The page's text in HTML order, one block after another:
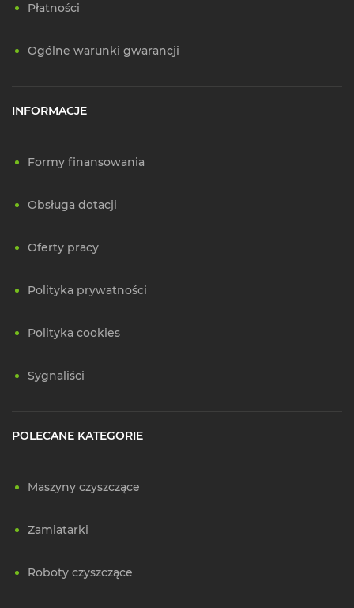
Płatności
Ogólne warunki gwarancji
INFORMACJE
Formy finansowania
Obsługa dotacji
Oferty pracy
Polityka prywatności
Polityka cookies
Sygnaliści
POLECANE KATEGORIE
Maszyny czyszczące
Zamiatarki
Roboty czyszczące